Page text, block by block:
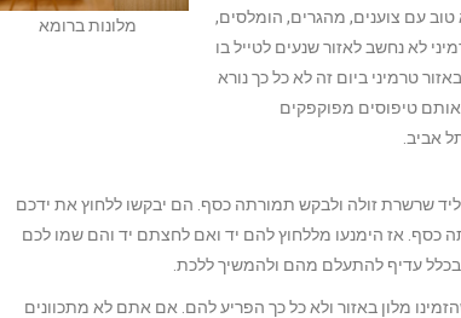
טוב עם צוענים, מהגרים, הומלסים,
לא נחשב לאזור שנעים לטייל בו
טרמיני ביום זה לא כל כך נורא
טיפוסים מפוקפקים
אביב.
מלונות ברומא
שרשרת זולה ולבקש תמורתה כסף. הם יבקשו ללחוץ את ידכם
כסף. אז הימנעו מללחוץ להם יד ואם לחצתם יד והם שמו לכם
עדיף להתעלם מהם ולהמשיך ללכת.
מלון באזור ולא כל כך הפריע להם. אם אתם לא מתכוונים